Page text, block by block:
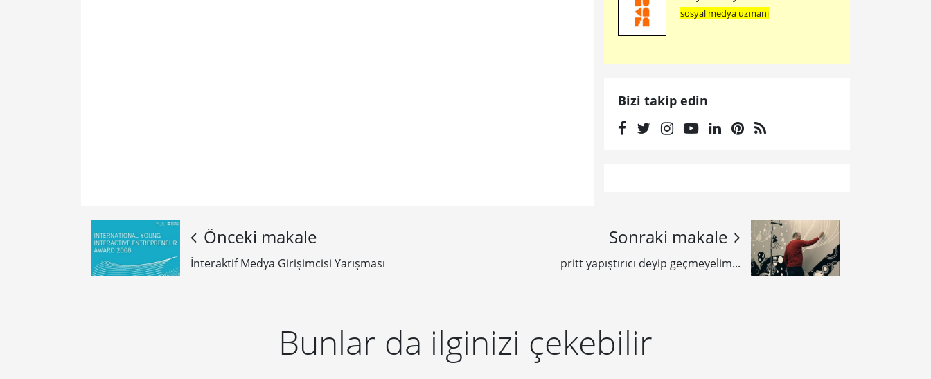
sosyal medya uzmanı
Bizi takip edin
Önceki makale
İnteraktif Medya Girişimcisi Yarışması
Sonraki makale
pritt yapıştırıcı deyip geçmeyelim...
Bunlar da ilginizi çekebilir